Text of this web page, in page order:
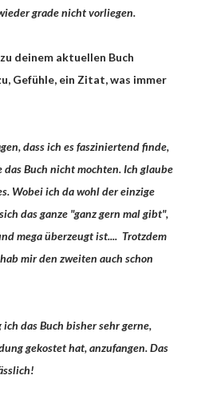
grade nicht vorliegen.
deinem aktuellen Buch
Gefühle, ein Zitat, was immer
dass ich es fasziniertend finde,
das Buch nicht mochten. Ich glaube
Wobei ich da wohl der einzige
das ganze "ganz gern mal gibt",
mega überzeugt ist.... Trotzdem
mir den zweiten auch schon
das Buch bisher sehr gerne,
gekostet hat, anzufangen. Das